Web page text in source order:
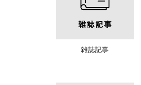
雑誌記事